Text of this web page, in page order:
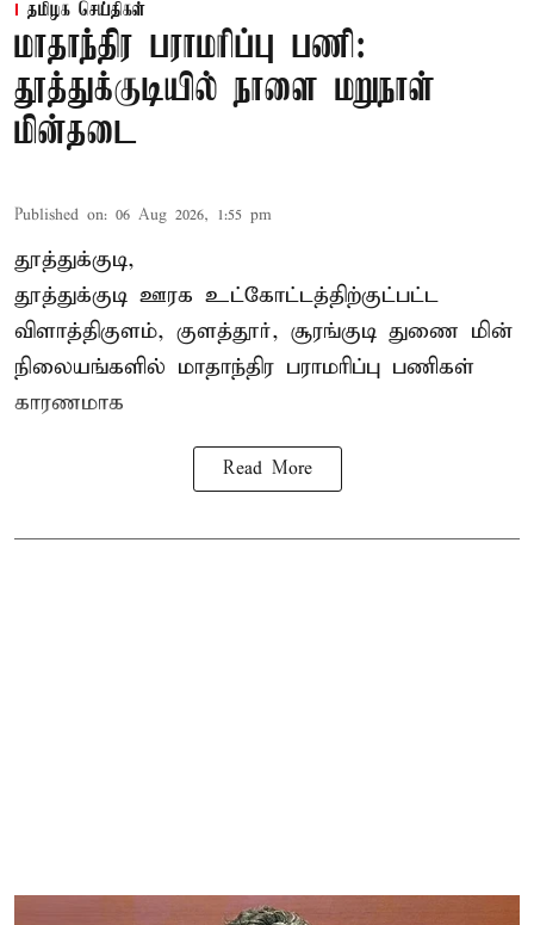
தமிழக செய்திகள்
மாதாந்திர பராமரிப்பு பணி:
தூத்துக்குடியில் நாளை மறுநாள்
மின்தடை
Published on: 06 Aug 2026, 1:55 pm
தூத்துக்குடி,
தூத்துக்குடி ஊரக உட்கோட்டத்திற்குட்பட்ட
விளாத்திகுளம், குளத்தூர், சூரங்குடி துணை மின்
நிலையங்களில் மாதாந்திர பராமரிப்பு பணிகள்
காரணமாக
Read More